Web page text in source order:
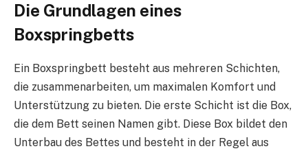
Die Grundlagen eines
Boxspringbetts
Ein Boxspringbett besteht aus mehreren Schichten,
die zusammenarbeiten, um maximalen Komfort und
Unterstützung zu bieten. Die erste Schicht ist die Box,
die dem Bett seinen Namen gibt. Diese Box bildet den
Unterbau des Bettes und besteht in der Regel aus